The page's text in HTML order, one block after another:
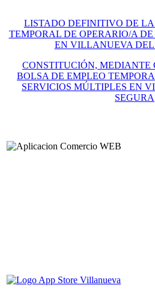
LISTADO DEFINITIVO DE
TEMPORAL DE OPERARIO/A
EN VILLANUEVA DEL
CONSTITUCIÓN, MEDIANTE
BOLSA DE EMPLEO
SERVICIOS MÚLTIPLES EN
SEGURA